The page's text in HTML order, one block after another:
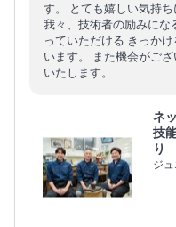
す。 とても嬉しい気持
我々、技術者の励みにな
っていただける きっか
います。 また機会がご
いたします。
ネ
技
り
ジ